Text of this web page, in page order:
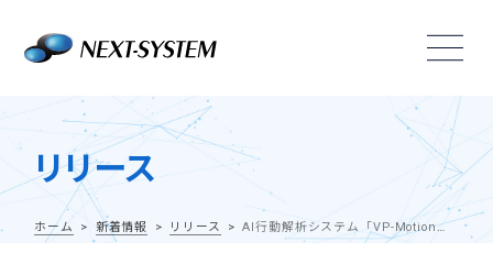
リリース
ホーム 新着情報 リリース AI行動解析システム「VP-Motion」が、3つの新機能を追加して大型アップデートしました！